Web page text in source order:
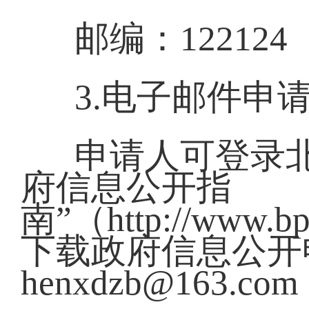
邮编：122124
3.电子邮件申
申请人可登录
府信息公开指
南”（http://
下载政府信息公